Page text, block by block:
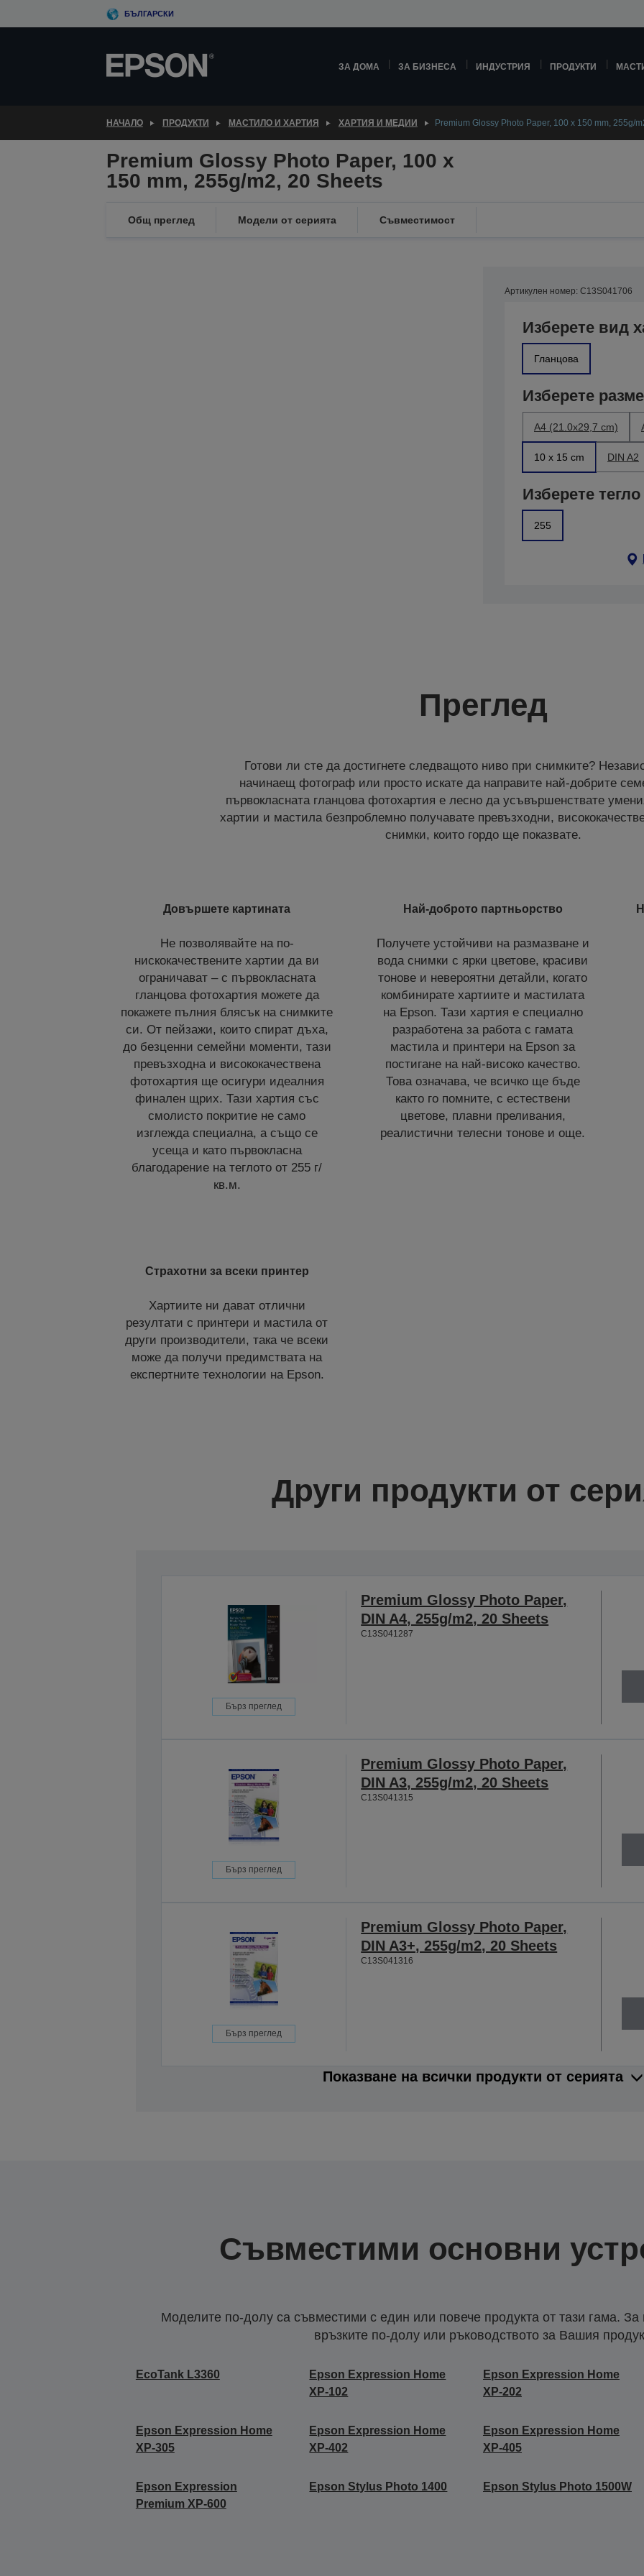
to
БЪЛГАРСКИ
ЗА ДОМА ЗА БИЗНЕСА ИНДУСТРИЯ ПРОДУКТИ
НАЧАЛО ПРОДУКТИ МАСТИЛО И ХАРТИЯ ХАРТИЯ И МЕДИИ Premium Glossy Photo Paper, 100 x 150 mm, 255g/
Premium Glossy Photo Paper, 100 x
150 mm, 255g/m2, 20 Sheets
Общ преглед Модели от серията Съвместимост
Артикулен номер: C13S041706
Изберете вид
Гланцова
Изберете
A4 (21.0x29,7 cm)
10 x 15 cm DIN A2
Изберете тегло
255
Преглед
Готови ли сте да достигнете следващото ниво при снимките?
начинаещ фотограф или просто искате да направите най-добрите
първокласната гланцова фотохартия е лесно да усъвършенствате
хартии и мастила безпроблемно получавате превъзходни,
снимки, които гордо ще показвате.
Довършете картината
Не позволявайте на по-
нискокачествените хартии да ви
ограничават – с първокласната
гланцова фотохартия можете да
покажете пълния блясък на снимките
си. От пейзажи, които спират дъха,
до безценни семейни моменти, тази
превъзходна и висококачествена
фотохартия ще осигури идеалния
финален щрих. Тази хартия със
смолисто покритие не само
изглежда специална, а също се
усеща и като първокласна
благодарение на теглото от 255 г/
кв.м.
Най-доброто партньорство
Получете устойчиви на размазване и
вода снимки с ярки цветове, красиви
тонове и невероятни детайли, когато
комбинирате хартиите и мастилата
на Epson. Тази хартия е специално
разработена за работа с гамата
мастила и принтери на Epson за
постигане на най-високо качество.
Това означава, че всичко ще бъде
както го помните, с естествени
цветове, плавни преливания,
реалистични телесни тонове и още.
Страхотни за всеки принтер
Хартиите ни дават отлични
резултати с принтери и мастила от
други производители, така че всеки
може да получи предимствата на
експертните технологии на Epson.
Други продукти от
Бърз преглед
Premium Glossy Photo Paper,
DIN A4, 255g/m2, 20 Sheets
C13S041287
Бърз преглед
Premium Glossy Photo Paper,
DIN A3, 255g/m2, 20 Sheets
C13S041315
Бърз преглед
Premium Glossy Photo Paper,
DIN A3+, 255g/m2, 20 Sheets
C13S041316
Показване на всички продукти от серията
Съвместими основни
Моделите по-долу са съвместими с един или повече продукта от тази гама.
връзките по-долу или ръководството за Вашия
EcoTank L3360
Epson Expression Home
XP-102
Epson Expression Home
XP-202
Epson Expression Home
XP-305
Epson Expression Home
XP-402
Epson Expression Home
XP-405
Epson Expression
Premium XP-600
Epson Stylus Photo 1400 Epson Stylus Photo 1500W